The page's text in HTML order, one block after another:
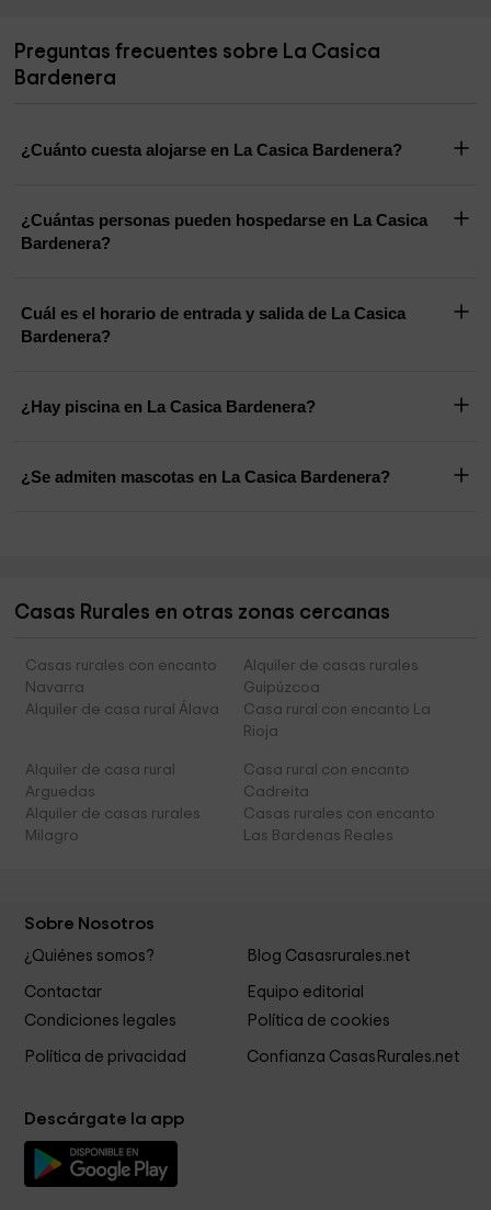
Preguntas frecuentes sobre La Casica
Bardenera
¿Cuánto cuesta alojarse en La Casica Bardenera?
¿Cuántas personas pueden hospedarse en La Casica
Bardenera?
Cuál es el horario de entrada y salida de La Casica
Bardenera?
¿Hay piscina en La Casica Bardenera?
¿Se admiten mascotas en La Casica Bardenera?
Casas Rurales en otras zonas cercanas
Casas rurales con encanto
Navarra
Alquiler de casas rurales
Guipúzcoa
Alquiler de casa rural Álava
Casa rural con encanto La
Rioja
Alquiler de casa rural
Arguedas
Casa rural con encanto
Cadreita
Alquiler de casas rurales
Milagro
Casas rurales con encanto
Las Bardenas Reales
Sobre Nosotros
¿Quiénes somos? Blog Casasrurales.net
Contactar
Equipo editorial
Condiciones legales
Política de cookies
Política de privacidad Confianza CasasRurales.net
Descárgate la app